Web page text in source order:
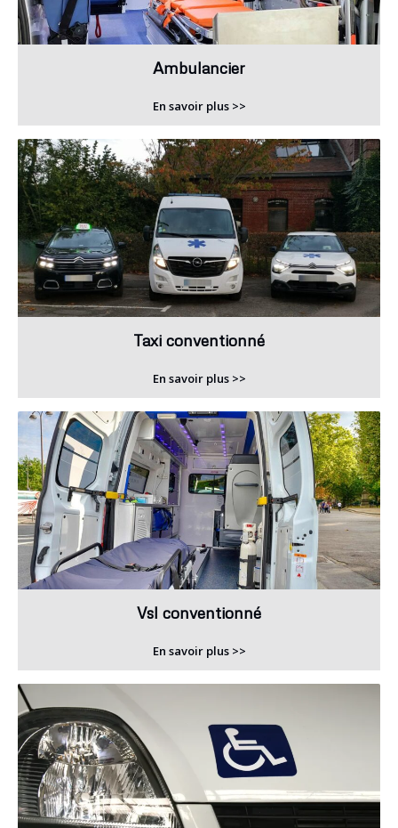
Ambulancier
En savoir plus >>
Taxi conventionné
En savoir plus >>
Vsl conventionné
En savoir plus >>